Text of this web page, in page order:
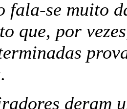
fala-se muito
que, por
deram